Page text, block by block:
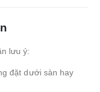
lưu ý:
đặt dưới sàn hay